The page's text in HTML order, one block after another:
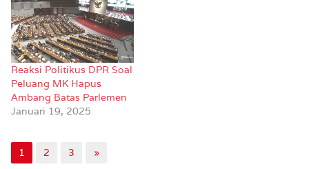
Reaksi Politikus DPR Soal
Peluang MK Hapus
Ambang Batas Parlemen
Januari 19, 2025
1 2 3 »